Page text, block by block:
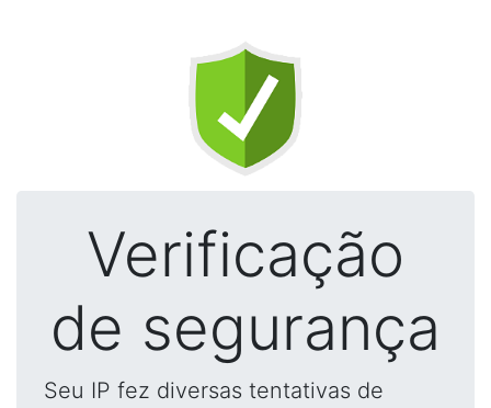
Verificação
de segurança
Seu IP fez diversas tentativas de